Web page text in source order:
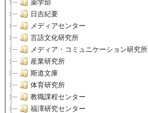
薬学部
日吉紀要
メディアセンター
言語文化研究所
メディア・コミュニケーション研究所
産業研究所
斯道文庫
体育研究所
教職課程センター
福澤研究センター